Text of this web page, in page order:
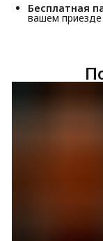
Бесплатная
вашем